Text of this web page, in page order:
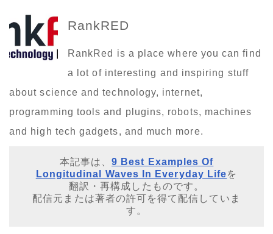
RankRED
RankRed is a place where you can find
a lot of interesting and inspiring stuff
about science and technology, internet,
programming tools and plugins, robots, machines
and high tech gadgets, and much more.
本記事は、9 Best Examples Of
Longitudinal Waves In Everyday Lifeを
翻訳・再構成したものです。
配信元または著者の許可を得て配信していま
す。